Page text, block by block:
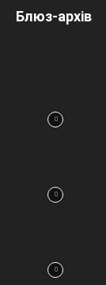
Блюз-архів